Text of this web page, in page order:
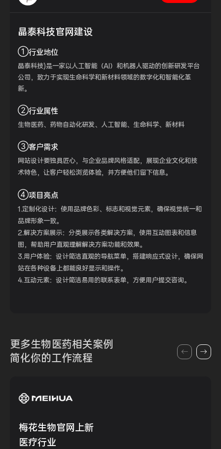
晶泰科技官网建设
①行业地位
晶泰科技)是一家以人工智能（AI）和机器人驱动的创新研发平台
公司，致力于实现生命科学和新材料领域的数字化和智能化革
新。
②行业属性
生物医药、药物自动化研发、人工智能、生命科学、新材料
③客户需求
网站设计要独具匠心，与企业品牌风格适配，展现企业文化和技
术特色，让客户轻松浏览体验，并方便他们留下信息。
④项目亮点
1.定制化设计：使用品牌色彩、标志和视觉元素，确保视觉统一和
品牌形象一致。
2.解决方案展示：分类展示各类解决方案，使用互动图表和信息
图，帮助用户直观理解解决方案功能和效果。
3.用户体验：设计简洁直观的导航菜单，搭建响应式设计，确保网
站在各种设备上都能良好显示和操作。
4.互动元素：设计简洁易用的联系表单，方便用户提交咨询。
更多生物医药相关案例
简化你的工作流程
梅花生物官网上新
医疗行业